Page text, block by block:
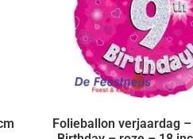
Folieballon verjaardag